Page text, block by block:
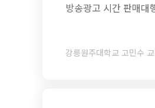
방송광고 시간 판매대
강릉원주대학교 고민수